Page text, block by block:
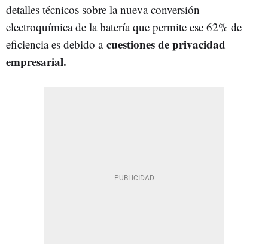
detalles técnicos sobre la nueva conversión
electroquímica de la batería que permite ese 62% de
eficiencia es debido a cuestiones de privacidad
empresarial.